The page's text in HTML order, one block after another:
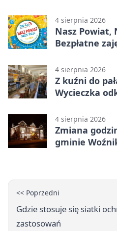
4 sierpnia 2026
Nasz Powiat,
Bezpłatne
4 sierpnia 2026
Z kuźni do
Wycieczka
4 sierpnia 2026
Zmiana
gminie
<< Poprzedni
Gdzie stosuje się siatki
zastosowań